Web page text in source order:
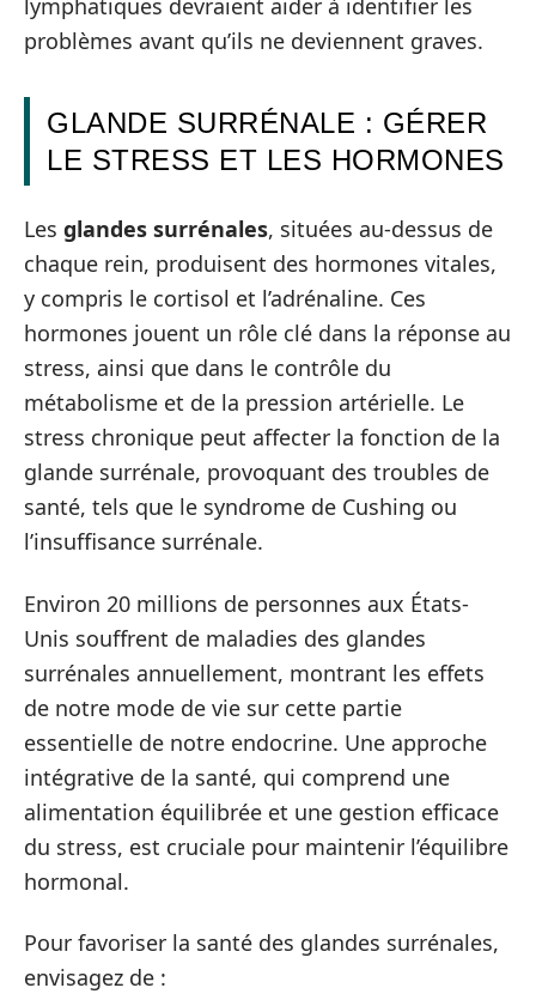
lymphatiques devraient aider à identifier les
problèmes avant qu’ils ne deviennent graves.
GLANDE SURRÉNALE : GÉRER
LE STRESS ET LES HORMONES
Les glandes surrénales, situées au-dessus de
chaque rein, produisent des hormones vitales,
y compris le cortisol et l’adrénaline. Ces
hormones jouent un rôle clé dans la réponse au
stress, ainsi que dans le contrôle du
métabolisme et de la pression artérielle. Le
stress chronique peut affecter la fonction de la
glande surrénale, provoquant des troubles de
santé, tels que le syndrome de Cushing ou
l’insuffisance surrénale.
Environ 20 millions de personnes aux États-
Unis souffrent de maladies des glandes
surrénales annuellement, montrant les effets
de notre mode de vie sur cette partie
essentielle de notre endocrine. Une approche
intégrative de la santé, qui comprend une
alimentation équilibrée et une gestion efficace
du stress, est cruciale pour maintenir l’équilibre
hormonal.
Pour favoriser la santé des glandes surrénales,
envisagez de :